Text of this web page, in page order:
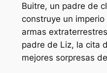
Buitre, un padre de
construye un
armas
padre de Liz, la cita
mejores sorpresas